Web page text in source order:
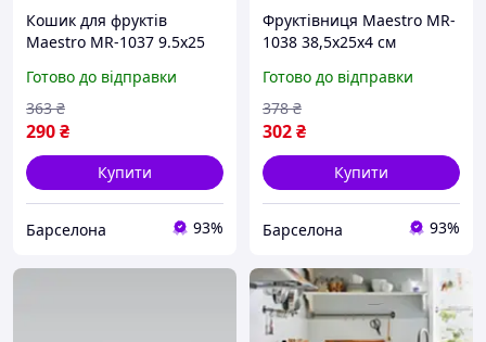
Кошик для фруктів
Maestro MR-1037 9.5х25
Готово до відправки
290₴
363 ₴
Купити
Барселона 93%
Фруктівниця Maestro MR-
1038 38,5х25х4 см
Готово до відправки
302₴
378 ₴
Купити
Барселона 93%